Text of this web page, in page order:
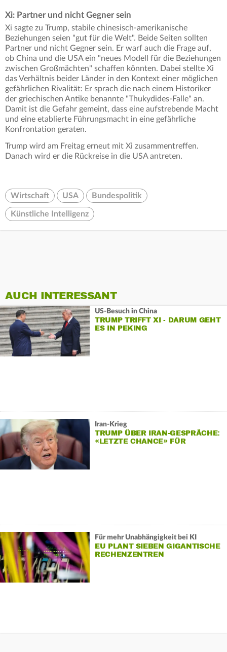
Xi: Partner und nicht Gegner sein
Xi sagte zu Trump, stabile chinesisch-amerikanische
Beziehungen seien "gut für die Welt". Beide Seiten sollten
Partner und nicht Gegner sein. Er warf auch die Frage auf,
ob China und die USA ein "neues Modell für die Beziehungen
zwischen Großmächten" schaffen könnten. Dabei stellte Xi
das Verhältnis beider Länder in den Kontext einer möglichen
gefährlichen Rivalität: Er sprach die nach einem Historiker
der griechischen Antike benannte "Thukydides-Falle" an.
Damit ist die Gefahr gemeint, dass eine aufstrebende Macht
und eine etablierte Führungsmacht in eine gefährliche
Konfrontation geraten.
Trump wird am Freitag erneut mit Xi zusammentreffen.
Danach wird er die Rückreise in die USA antreten.
Wirtschaft USA Bundespolitik
Künstliche Intelligenz
AUCH INTERESSANT
US-Besuch in China
TRUMP TRIFFT XI - DARUM GEHT
ES IN PEKING
Iran-Krieg
TRUMP ÜBER IRAN-GESPRÄCHE:
«LETZTE CHANCE» FÜR
Für mehr Unabhängigkeit bei KI
EU PLANT SIEBEN GIGANTISCHE
RECHENZENTREN